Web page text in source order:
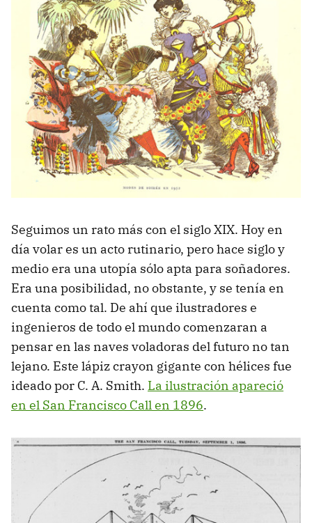
Seguimos un rato más con el siglo XIX. Hoy en
día volar es un acto rutinario, pero hace siglo y
medio era una utopía sólo apta para soñadores.
Era una posibilidad, no obstante, y se tenía en
cuenta como tal. De ahí que ilustradores e
ingenieros de todo el mundo comenzaran a
pensar en las naves voladoras del futuro no tan
lejano. Este lápiz crayon gigante con hélices fue
ideado por C. A. Smith. La ilustración apareció
en el San Francisco Call en 1896.